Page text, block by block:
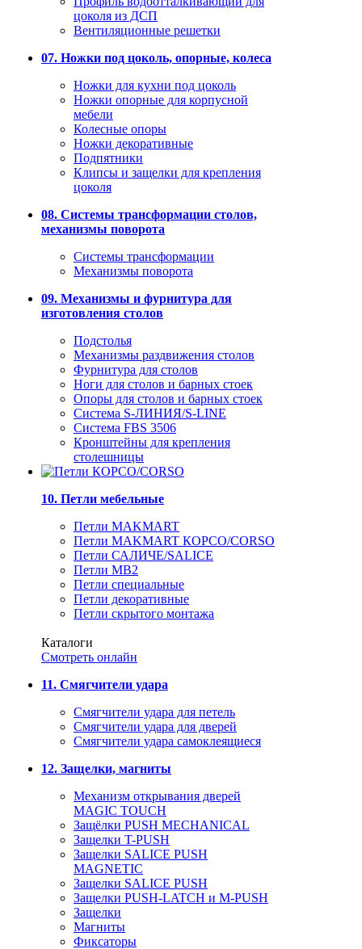
цоколя из ДСП
Вентиляционные решетки
07. Ножки под цоколь, опорные, колеса
Ножки для кухни под цоколь
Ножки опорные для корпусной
мебели
Колесные опоры
Ножки декоративные
Подпятники
Клипсы и защелки для крепления
цоколя
08. Системы трансформации столов,
механизмы поворота
Системы трансформации
Механизмы поворота
09. Механизмы и фурнитура для
изготовления столов
Подстолья
Механизмы раздвижения столов
Фурнитура для столов
Ноги для столов и барных стоек
Опоры для столов и барных стоек
Система S-ЛИНИЯ/S-LINE
Система FBS 3506
Кронштейны для крепления
столешницы
10. Петли мебельные
Петли MAKMART
Петли MAKMART КОРСО/CORSO
Петли САЛИЧЕ/SALICE
Петли MB2
Петли специальные
Петли декоративные
Петли скрытого монтажа
Каталоги
Смотреть онлайн
11. Смягчители удара
Смягчители удара для петель
Смягчители удара для дверей
Cмягчители удара самоклеящиеся
12. Защелки, магниты
Механизм открывания дверей
MAGIC TOUCH
Защёлки PUSH MECHANICAL
Защелки T-PUSH
Защелки SALICE PUSH
MAGNETIC
Защелки SALICE PUSH
Защелки PUSH-LATCH и M-PUSH
Защелки
Магниты
Фиксаторы